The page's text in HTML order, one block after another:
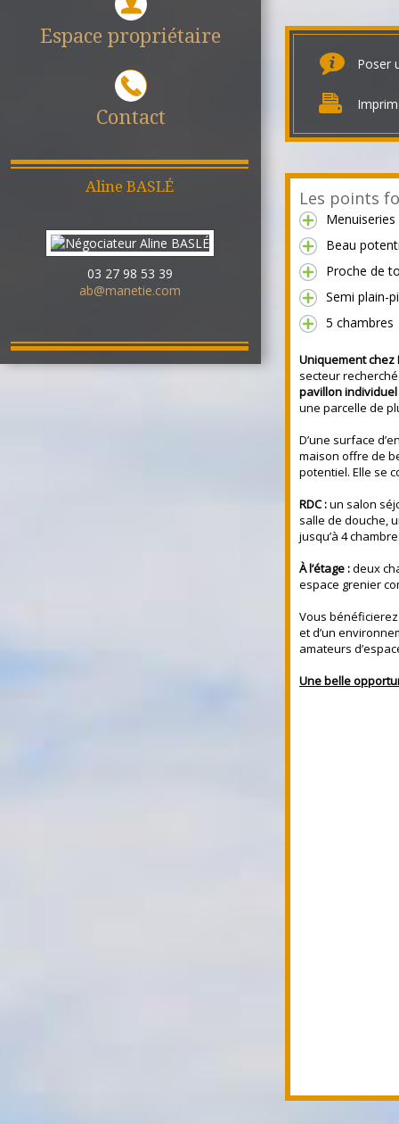
Espace propriétaire
Contact
Aline BASLÉ
03 27 98 53 39
ab@manetie.com
Poser
Les points
Beau
Proche de
Semi plain-
5 chambres
Uniquement chez
secteur
pavillon
une parcelle de
D’une surface
maison offre de
potentiel. Elle se
RDC :un salon
salle de douche,
jusqu’à 4
À l’étage :deux
espace grenier
Vous
et d’un
amateurs
Une belle